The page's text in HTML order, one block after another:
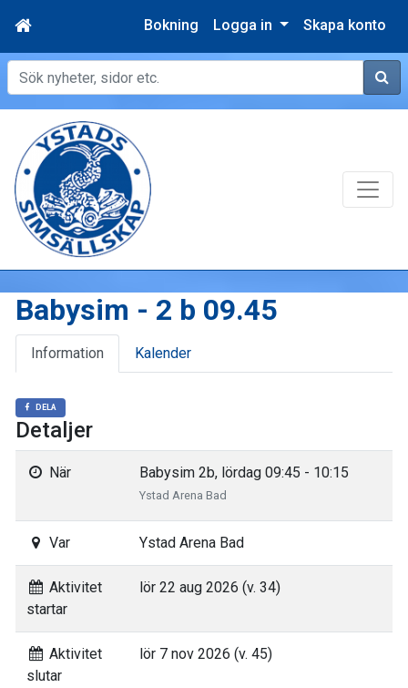
Bokning Logga in Skapa konto
Sök
Babysim - 2 b 09.45
Information Kalender
DELA
Detaljer
När Babysim 2b, lördag 09:45 - 10:15
Ystad Arena Bad
Var Ystad Arena Bad
Aktivitet
startar
lör 22 aug 2026 (v. 34)
Aktivitet
slutar
lör 7 nov 2026 (v. 45)